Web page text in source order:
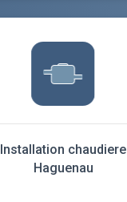
Installation chaudiere
Haguenau